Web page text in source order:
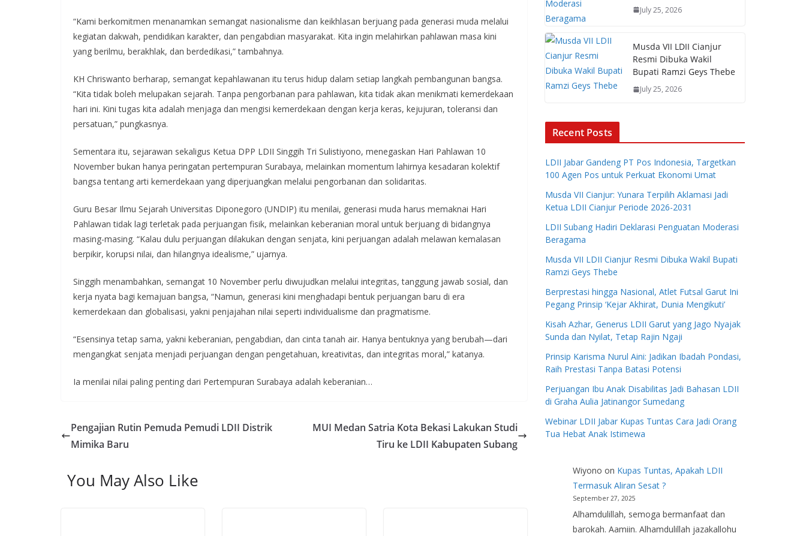
“Kami berkomitmen menanamkan semangat nasionalisme dan keikhlasan berjuang pada generasi muda melalui
kegiatan dakwah, pendidikan karakter, dan pengabdian masyarakat. Kita ingin melahirkan pahlawan masa kini
yang berilmu, berakhlak, dan berdedikasi,” tambahnya.
KH Chriswanto berharap, semangat kepahlawanan itu terus hidup dalam setiap langkah pembangunan bangsa.
“Kita tidak boleh melupakan sejarah. Tanpa pengorbanan para pahlawan, kita tidak akan menikmati kemerdekaan
hari ini. Kini tugas kita adalah menjaga dan mengisi kemerdekaan dengan kerja keras, kejujuran, toleransi dan
persatuan,” pungkasnya.
Sementara itu, sejarawan sekaligus Ketua DPP LDII Singgih Tri Sulistiyono, menegaskan Hari Pahlawan 10
November bukan hanya peringatan pertempuran Surabaya, melainkan momentum lahirnya kesadaran kolektif
bangsa tentang arti kemerdekaan yang diperjuangkan melalui pengorbanan dan solidaritas.
Guru Besar Ilmu Sejarah Universitas Diponegoro (UNDIP) itu menilai, generasi muda harus memaknai Hari
Pahlawan tidak lagi terletak pada perjuangan fisik, melainkan keberanian moral untuk berjuang di bidangnya
masing-masing. “Kalau dulu perjuangan dilakukan dengan senjata, kini perjuangan adalah melawan kemalasan
berpikir, korupsi nilai, dan hilangnya idealisme,” ujarnya.
Singgih menambahkan, semangat 10 November perlu diwujudkan melalui integritas, tanggung jawab sosial, dan
kerja nyata bagi kemajuan bangsa, “Namun, generasi kini menghadapi bentuk perjuangan baru di era
kemerdekaan dan globalisasi, yakni penjajahan nilai seperti individualisme dan pragmatisme.
“Esensinya tetap sama, yakni keberanian, pengabdian, dan cinta tanah air. Hanya bentuknya yang berubah—dari
mengangkat senjata menjadi perjuangan dengan pengetahuan, kreativitas, dan integritas moral,” katanya.
Ia menilai nilai paling penting dari Pertempuran Surabaya adalah keberanian…
Pengajian Rutin Pemuda Pemudi LDII Distrik
Mimika Baru
MUI Medan Satria Kota Bekasi Lakukan Studi
Tiru ke LDII Kabupaten Subang
You May Also Like
July 25, 2026
Musda VII LDII Cianjur
Resmi Dibuka Wakil
Bupati Ramzi Geys Thebe
July 25, 2026
Recent Posts
LDII Jabar Gandeng PT Pos Indonesia, Targetkan
100 Agen Pos untuk Perkuat Ekonomi Umat
Musda VII Cianjur: Yunara Terpilih Aklamasi Jadi
Ketua LDII Cianjur Periode 2026-2031
LDII Subang Hadiri Deklarasi Penguatan Moderasi
Beragama
Musda VII LDII Cianjur Resmi Dibuka Wakil Bupati
Ramzi Geys Thebe
Berprestasi hingga Nasional, Atlet Futsal Garut Ini
Pegang Prinsip ‘Kejar Akhirat, Dunia Mengikuti’
Kisah Azhar, Generus LDII Garut yang Jago Nyajak
Sunda dan Nyilat, Tetap Rajin Ngaji
Prinsip Karisma Nurul Aini: Jadikan Ibadah Pondasi,
Raih Prestasi Tanpa Batasi Potensi
Perjuangan Ibu Anak Disabilitas Jadi Bahasan LDII
di Graha Aulia Jatinangor Sumedang
Webinar LDII Jabar Kupas Tuntas Cara Jadi Orang
Tua Hebat Anak Istimewa
Wiyono on Kupas Tuntas, Apakah LDII
Termasuk Aliran Sesat ?
September 27, 2025
Alhamdulillah, semoga bermanfaat dan
barokah. Aamiin. Alhamdulillah jazakallohu